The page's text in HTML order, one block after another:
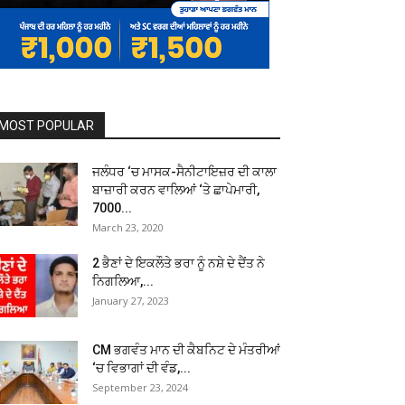
POPULAR
ਜਲੰਧਰ ‘ਚ ਮਾਸਕ-ਸੈਨੀਟਾਇਜ਼ਰ ਦੀ ਕਾਲਾ
ਬਾਜ਼ਾਰੀ ਕਰਨ ਵਾਲਿਆਂ ‘ਤੇ ਛਾਪੇਮਾਰੀ,
7000...
March 23, 2020
2 ਭੈਣਾਂ ਦੇ ਇਕਲੌਤੇ ਭਰਾ ਨੂੰ ਨਸ਼ੇ ਦੇ ਦੈਂਤ ਨੇ
ਨਿਗਲਿਆ,...
January 27, 2023
CM ਭਗਵੰਤ ਮਾਨ ਦੀ ਕੈਬਨਿਟ ਦੇ ਮੰਤਰੀਆਂ
‘ਚ ਵਿਭਾਗਾਂ ਦੀ ਵੰਡ,...
September 23, 2024